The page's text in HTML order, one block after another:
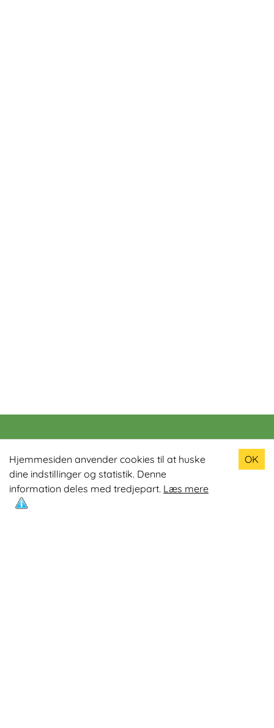
Hjemmesiden anvender cookies til at huske
dine indstillinger og statistik. Denne
information deles med tredjepart. Læs mere
OK
Populære produkter
Odin R900 Romaskine
Odin S900 Spinningcykel